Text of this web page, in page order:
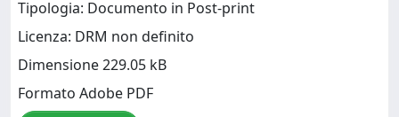
Tipologia: Documento in Post-print
Licenza: DRM non definito
Dimensione 229.05 kB
Formato Adobe PDF